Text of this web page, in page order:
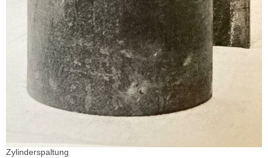
Zylinderspaltung